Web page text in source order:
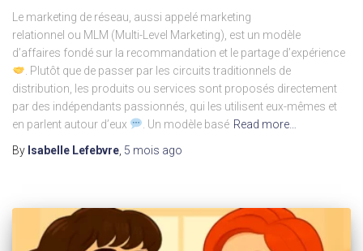
Le marketing de réseau, aussi appelé marketing
relationnel ou MLM (Multi-Level Marketing), est un modèle
d’affaires fondé sur la recommandation et le partage d’expérience
. Plutôt que de passer par les circuits traditionnels de
distribution, les produits ou services sont proposés directement
par des indépendants passionnés, qui les utilisent eux-mêmes et
en parlent autour d’eux
. Un modèle basé Read more…
By Isabelle Lefebvre 5 mois ago